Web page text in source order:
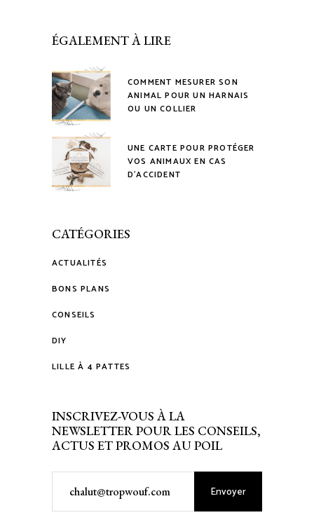
ÉGALEMENT À LIRE
COMMENT MESURER SON
ANIMAL POUR UN HARNAIS
OU UN COLLIER
UNE CARTE POUR PROTÉGER
VOS ANIMAUX EN CAS
D’ACCIDENT
CATÉGORIES
ACTUALITÉS
BONS PLANS
CONSEILS
DIY
LILLE À 4 PATTES
INSCRIVEZ-VOUS À LA
NEWSLETTER POUR LES CONSEILS,
ACTUS ET PROMOS AU POIL
Envoyer